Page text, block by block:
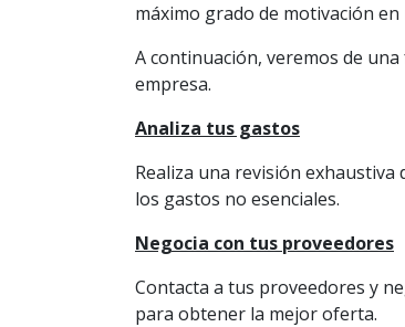
máximo grado de motivación
A continuación, veremos de
empresa.
Analiza tus gastos
Realiza una revisión
los gastos no esenciales.
Negocia con tus proveedores
Contacta a tus proveedores y
para obtener la mejor oferta.